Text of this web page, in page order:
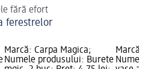
fără efort
ferestrelor
Marcă: Carpa Magica;
Numele produsului: Burete
Marcă:
Numele